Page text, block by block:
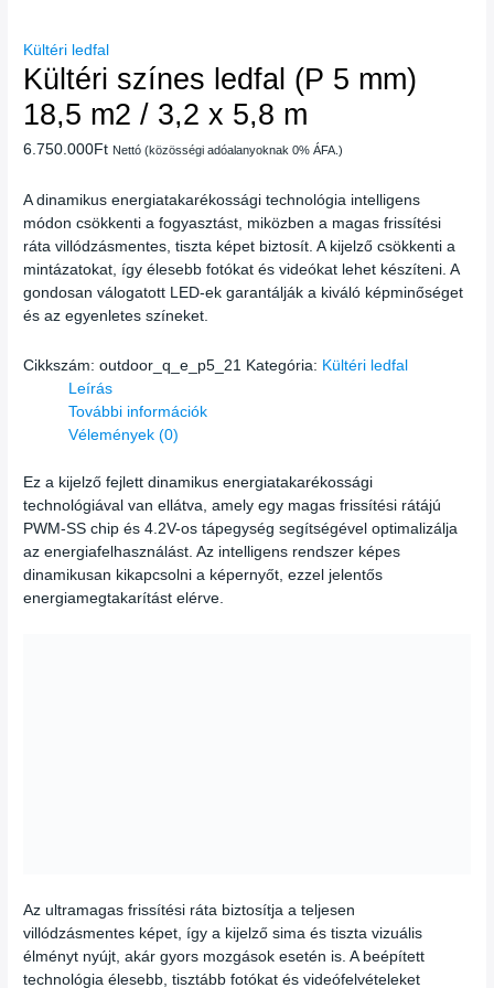
Kültéri ledfal
Kültéri színes ledfal (P 5 mm)
18,5 m2 / 3,2 x 5,8 m
6.750.000Ft Nettó (közösségi adóalanyoknak 0% ÁFA.)
A dinamikus energiatakarékossági technológia intelligens
módon csökkenti a fogyasztást, miközben a magas frissítési
ráta villódzásmentes, tiszta képet biztosít. A kijelző csökkenti a
mintázatokat, így élesebb fotókat és videókat lehet készíteni. A
gondosan válogatott LED-ek garantálják a kiváló képminőséget
és az egyenletes színeket.
Cikkszám:outdoor_q_e_p5_21 Kategória: Kültéri ledfal
Leírás
További információk
Vélemények (0)
Ez a kijelző fejlett dinamikus energiatakarékossági
technológiával van ellátva, amely egy magas frissítési rátájú
PWM-SS chip és 4.2V-os tápegység segítségével optimalizálja
az energiafelhasználást. Az intelligens rendszer képes
dinamikusan kikapcsolni a képernyőt, ezzel jelentős
energiamegtakarítást elérve.
Az ultramagas frissítési ráta biztosítja a teljesen
villódzásmentes képet, így a kijelző sima és tiszta vizuális
élményt nyújt, akár gyors mozgások esetén is. A beépített
technológia élesebb, tisztább fotókat és videófelvételeket